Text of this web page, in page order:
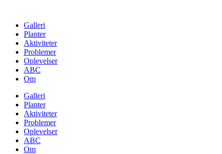
contentGalleri
Planter
Aktiviteter
Problemer
Oplevelser
ABC
Om
Galleri
Planter
Aktiviteter
Problemer
Oplevelser
ABC
Om